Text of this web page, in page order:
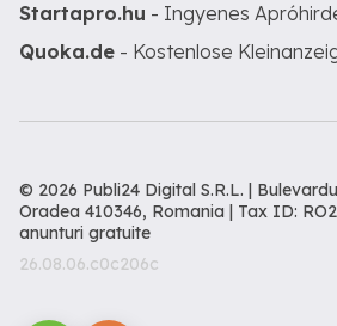
Startapro.hu - Ingyenes
Quoka.de - Kostenlose
© 2026 Publi24 Digital S.R.L. |
Oradea 410346, Romania | Tax ID:
anunturi gratuite
26.08.06.c0c206c